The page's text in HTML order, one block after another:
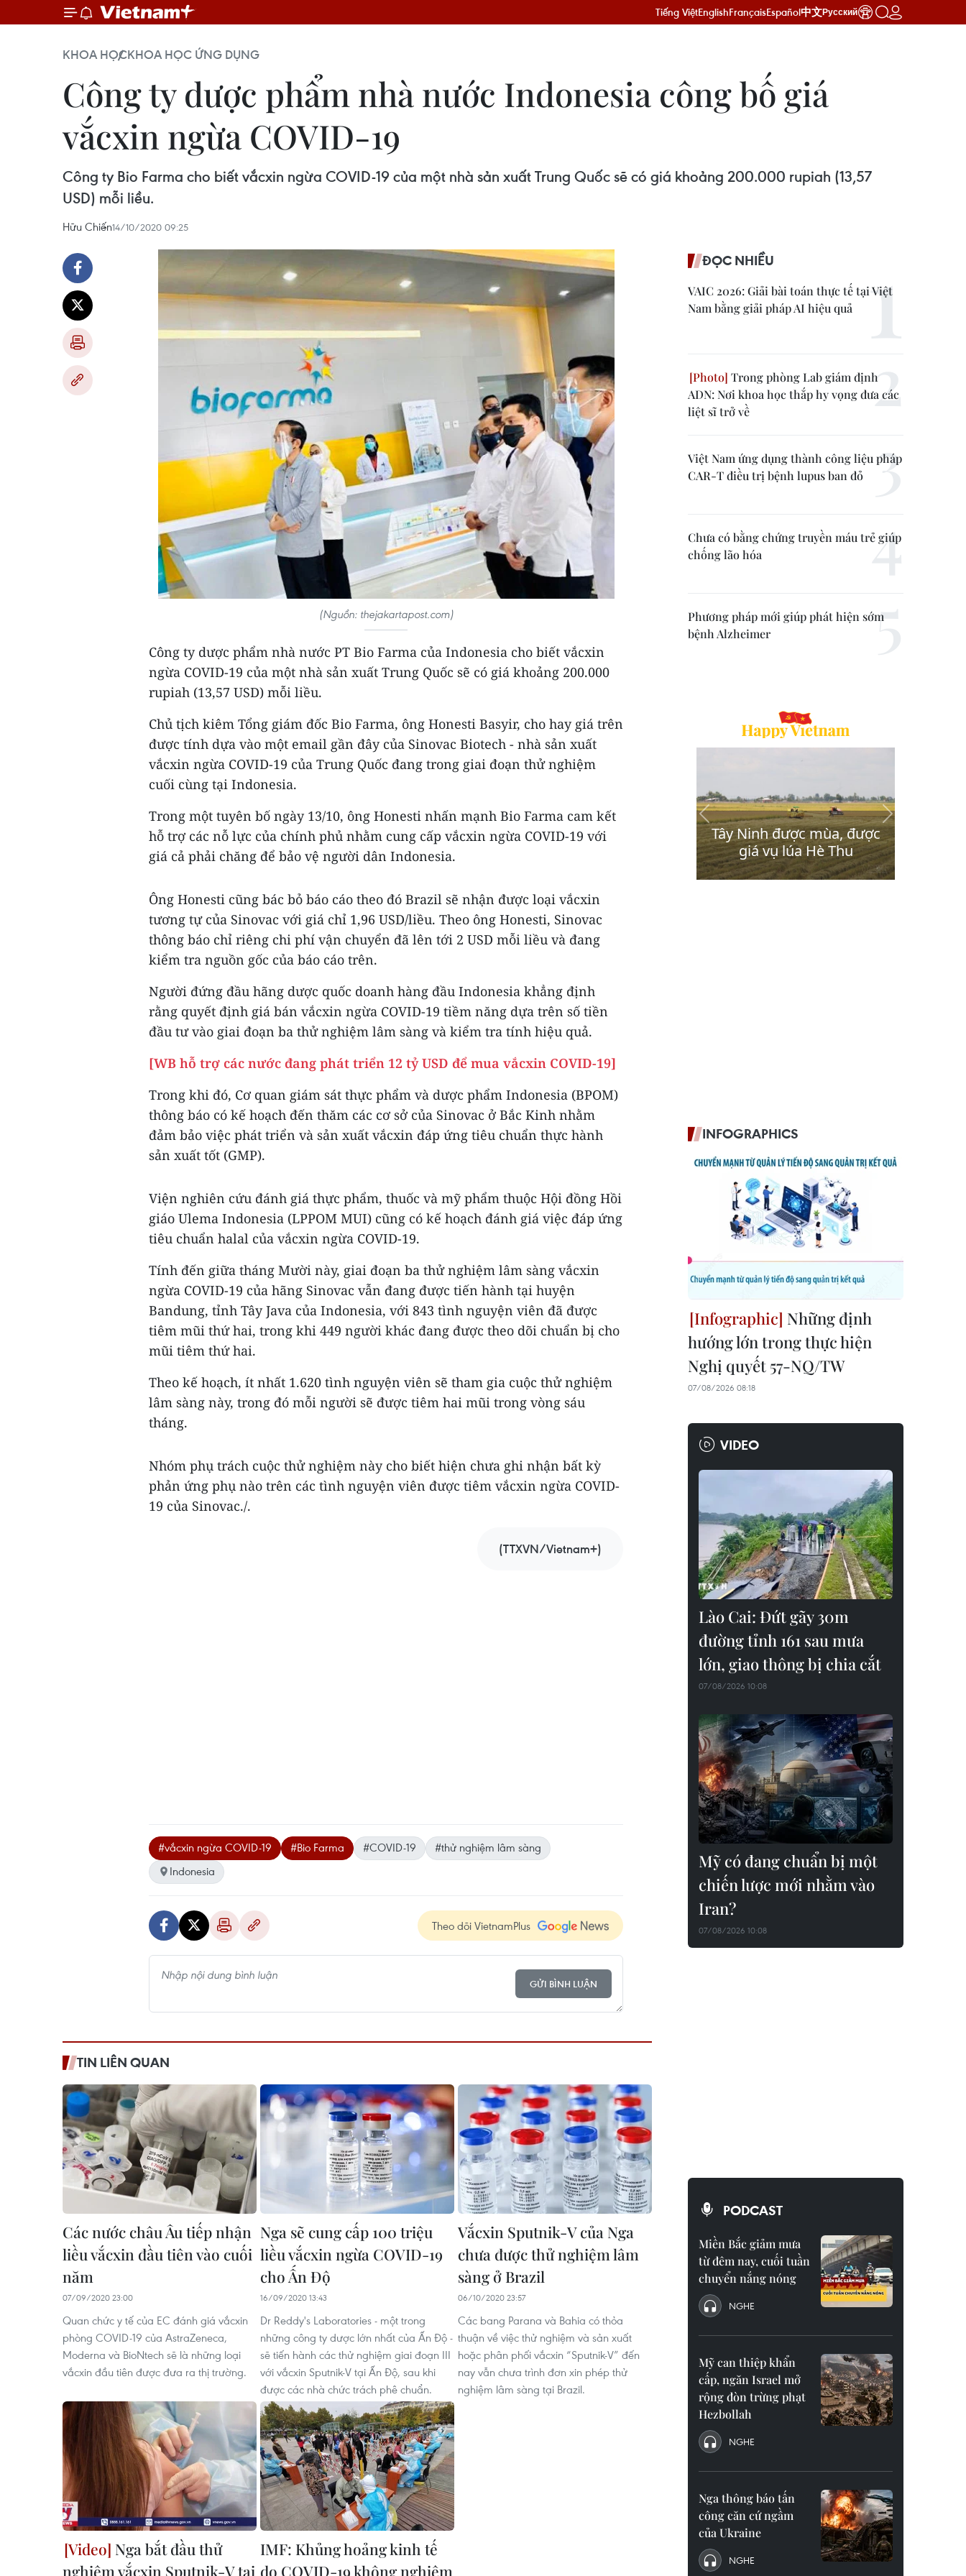
Tiếng ViệtEnglishFrançaisEspañol中文Русский
KHOA HỌCKHOA HỌC ỨNG DỤNG
Công ty dược phẩm nhà nước Indonesia công bố giá
vắcxin ngừa COVID-19
Công ty Bio Farma cho biết vắcxin ngừa COVID-19 của một nhà sản xuất Trung Quốc sẽ có giá khoảng 200.000 rupiah (13,57
USD) mỗi liều.
Hữu Chiến14/10/2020 09:25
(Nguồn: thejakartapost.com)
Công ty dược phẩm nhà nước PT Bio Farma của Indonesia cho biết vắcxin
ngừa COVID-19 của một nhà sản xuất Trung Quốc sẽ có giá khoảng 200.000
rupiah (13,57 USD) mỗi liều.
Chủ tịch kiêm Tổng giám đốc Bio Farma, ông Honesti Basyir, cho hay giá trên
được tính dựa vào một email gần đây của Sinovac Biotech - nhà sản xuất
vắcxin ngừa COVID-19 của Trung Quốc đang trong giai đoạn thử nghiệm
cuối cùng tại Indonesia.
Trong một tuyên bố ngày 13/10, ông Honesti nhấn mạnh Bio Farma cam kết
hỗ trợ các nỗ lực của chính phủ nhằm cung cấp vắcxin ngừa COVID-19 với
giá cả phải chăng để bảo vệ người dân Indonesia.
Ông Honesti cũng bác bỏ báo cáo theo đó Brazil sẽ nhận được loại vắcxin
tương tự của Sinovac với giá chỉ 1,96 USD/liều. Theo ông Honesti, Sinovac
thông báo chỉ riêng chi phí vận chuyển đã lên tới 2 USD mỗi liều và đang
kiểm tra nguồn gốc của báo cáo trên.
Người đứng đầu hãng dược quốc doanh hàng đầu Indonesia khẳng định
rằng quyết định giá bán vắcxin ngừa COVID-19 tiềm năng dựa trên số tiền
đầu tư vào giai đoạn ba thử nghiệm lâm sàng và kiểm tra tính hiệu quả.
[WB hỗ trợ các nước đang phát triển 12 tỷ USD để mua vắcxin COVID-19]
Trong khi đó, Cơ quan giám sát thực phẩm và dược phẩm Indonesia (BPOM)
thông báo có kế hoạch đến thăm các cơ sở của Sinovac ở Bắc Kinh nhằm
đảm bảo việc phát triển và sản xuất vắcxin đáp ứng tiêu chuẩn thực hành
sản xuất tốt (GMP).
Viện nghiên cứu đánh giá thực phẩm, thuốc và mỹ phẩm thuộc Hội đồng Hồi
giáo Ulema Indonesia (LPPOM MUI) cũng có kế hoạch đánh giá việc đáp ứng
tiêu chuẩn halal của vắcxin ngừa COVID-19.
Tính đến giữa tháng Mười này, giai đoạn ba thử nghiệm lâm sàng vắcxin
ngừa COVID-19 của hãng Sinovac vẫn đang được tiến hành tại huyện
Bandung, tỉnh Tây Java của Indonesia, với 843 tình nguyện viên đã được
tiêm mũi thứ hai, trong khi 449 người khác đang được theo dõi chuẩn bị cho
mũi tiêm thứ hai.
Theo kế hoạch, ít nhất 1.620 tình nguyện viên sẽ tham gia cuộc thử nghiệm
lâm sàng này, trong đó mỗi người sẽ được tiêm hai mũi trong vòng sáu
tháng.
Nhóm phụ trách cuộc thử nghiệm này cho biết hiện chưa ghi nhận bất kỳ
phản ứng phụ nào trên các tình nguyện viên được tiêm vắcxin ngừa COVID-
19 của Sinovac./.
(TTXVN/Vietnam+)
#vắcxin ngừa COVID-19 #Bio Farma #COVID-19
#thử nghiệm lâm sàng
Indonesia
Theo dõi VietnamPlus
GỬI BÌNH LUẬN
TIN LIÊN QUAN
Các nước châu Âu tiếp nhận
liều vắcxin đầu tiên vào cuối
năm
07/09/2020 23:00
Quan chức y tế của EC đánh giá vắcxin
phòng COVID-19 của AstraZeneca,
Moderna và BioNtech sẽ là những loại
vắcxin đầu tiên được đưa ra thị trường.
Nga sẽ cung cấp 100 triệu
liều vắcxin ngừa COVID-19
cho Ấn Độ
16/09/2020 13:43
Dr Reddy's Laboratories - một trong
những công ty dược lớn nhất của Ấn Độ -
sẽ tiến hành các thử nghiệm giai đoạn III
với vắcxin Sputnik-V tại Ấn Độ, sau khi
được các nhà chức trách phê chuẩn.
Vắcxin Sputnik-V của Nga
chưa được thử nghiệm lâm
sàng ở Brazil
06/10/2020 23:57
Các bang Parana và Bahia có thỏa
thuận về việc thử nghiệm và sản xuất
hoặc phân phối vắcxin “Sputnik-V” đến
nay vẫn chưa trình đơn xin phép thử
nghiệm lâm sàng tại Brazil.
Nga bắt đầu thử
nghiệm vắcxin Sputnik-V tại
IMF: Khủng hoảng kinh tế
do COVID-19 không nghiêm
ĐỌC NHIỀU
VAIC 2026: Giải bài toán thực tế tại Việt
Nam bằng giải pháp AI hiệu quả
Trong phòng Lab giám định
ADN: Nơi khoa học thắp hy vọng đưa các
liệt sĩ trở về
Việt Nam ứng dụng thành công liệu pháp
CAR-T điều trị bệnh lupus ban đỏ
Chưa có bằng chứng truyền máu trẻ giúp
chống lão hóa
Phương pháp mới giúp phát hiện sớm
bệnh Alzheimer
INFOGRAPHICS
Những định
hướng lớn trong thực hiện
Nghị quyết 57-NQ/TW
07/08/2026 08:18
VIDEO
Lào Cai: Đứt gãy 30m
đường tỉnh 161 sau mưa
lớn, giao thông bị chia cắt
07/08/2026 10:08
Mỹ có đang chuẩn bị một
chiến lược mới nhằm vào
Iran?
07/08/2026 10:08
PODCAST
Miền Bắc giảm mưa
từ đêm nay, cuối tuần
chuyển nắng nóng
NGHE
Mỹ can thiệp khẩn
cấp, ngăn Israel mở
rộng đòn trừng phạt
Hezbollah
NGHE
Nga thông báo tấn
công căn cứ ngầm
của Ukraine
NGHE